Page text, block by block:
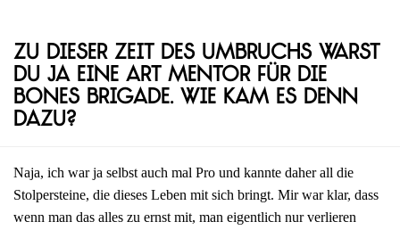
Zu dieser Zeit des Umbruchs warst
du ja eine Art Mentor für die
Bones Brigade. Wie kam es denn
dazu?
Naja, ich war ja selbst auch mal Pro und kannte daher all die
Stolpersteine, die dieses Leben mit sich bringt. Mir war klar, dass
wenn man das alles zu ernst mit, man eigentlich nur verlieren